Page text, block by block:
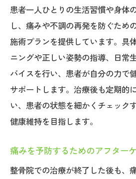
患者一人ひとりの生活習慣や身体
し、痛みや不調の再発を防ぐため
施術プランを提供しています。具
ニングや正しい姿勢の指導、日常
バイスを行い、患者が自分の力で
サポートします。治療後も定期的
い、患者の状態を細かくチェック
健康維持を目指します。
痛みを予防するためのアフター
整骨院での治療が終了した後も、